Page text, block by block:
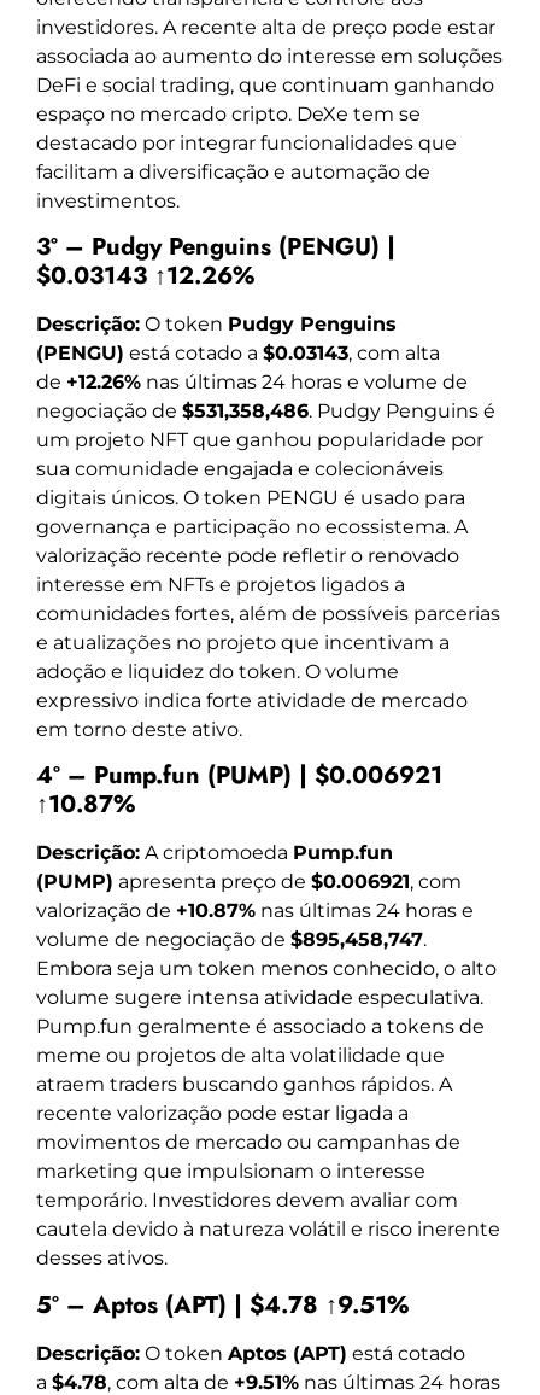
investidores. A recente alta de preço pode estar
associada ao aumento do interesse em soluções
DeFi e social trading, que continuam ganhando
espaço no mercado cripto. DeXe tem se
destacado por integrar funcionalidades que
facilitam a diversificação e automação de
investimentos.
3º – Pudgy Penguins (PENGU) |
$0.03143 ↑12.26%
Descrição: O token Pudgy Penguins
(PENGU) está cotado a $0.03143, com alta
de +12.26% nas últimas 24 horas e volume de
negociação de $531,358,486. Pudgy Penguins é
um projeto NFT que ganhou popularidade por
sua comunidade engajada e colecionáveis
digitais únicos. O token PENGU é usado para
governança e participação no ecossistema. A
valorização recente pode refletir o renovado
interesse em NFTs e projetos ligados a
comunidades fortes, além de possíveis parcerias
e atualizações no projeto que incentivam a
adoção e liquidez do token. O volume
expressivo indica forte atividade de mercado
em torno deste ativo.
4º – Pump.fun (PUMP) | $0.006921
↑10.87%
Descrição: A criptomoeda Pump.fun
(PUMP) apresenta preço de $0.006921, com
valorização de +10.87% nas últimas 24 horas e
volume de negociação de $895,458,747.
Embora seja um token menos conhecido, o alto
volume sugere intensa atividade especulativa.
Pump.fun geralmente é associado a tokens de
meme ou projetos de alta volatilidade que
atraem traders buscando ganhos rápidos. A
recente valorização pode estar ligada a
movimentos de mercado ou campanhas de
marketing que impulsionam o interesse
temporário. Investidores devem avaliar com
cautela devido à natureza volátil e risco inerente
desses ativos.
5º – Aptos (APT) | $4.78 ↑9.51%
Descrição: O token Aptos (APT) está cotado
a $4.78, com alta de +9.51% nas últimas 24 horas